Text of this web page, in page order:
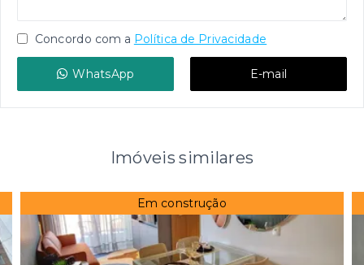
Concordo com a Política de Privacidade
WhatsApp E-mail
Imóveis similares
Em construção